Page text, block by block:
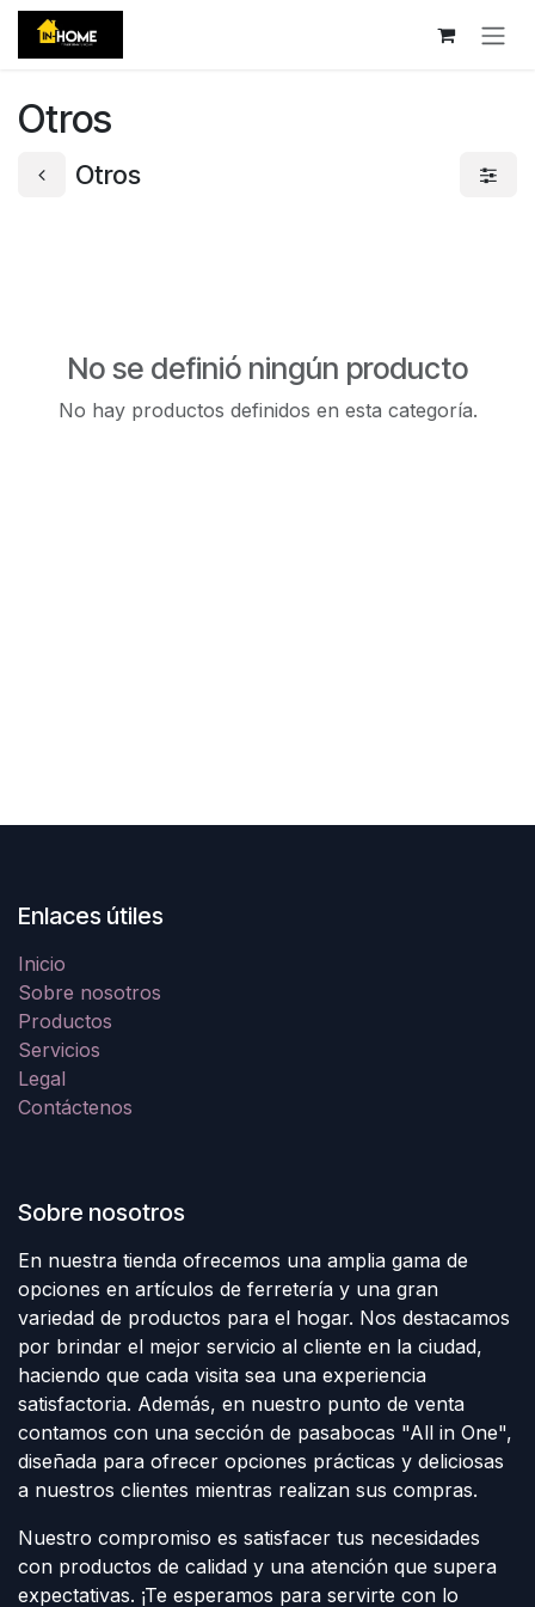
Ir al contenido
Otros
Otros
No se definió ningún producto
No hay productos definidos en esta categoría.
Enlaces útiles
Inicio
Sobre nosotros
Productos
Servicios
Legal
Contáctenos
Sobre nosotros
En nuestra tienda ofrecemos una amplia gama de
opciones en artículos de ferretería y una gran
variedad de productos para el hogar. Nos destacamos
por brindar el mejor servicio al cliente en la ciudad,
haciendo que cada visita sea una experiencia
satisfactoria. Además, en nuestro punto de venta
contamos con una sección de pasabocas "All in One",
diseñada para ofrecer opciones prácticas y deliciosas
a nuestros clientes mientras realizan sus compras.
Nuestro compromiso es satisfacer tus necesidades
con productos de calidad y una atención que supera
expectativas. ¡Te esperamos para servirte con lo